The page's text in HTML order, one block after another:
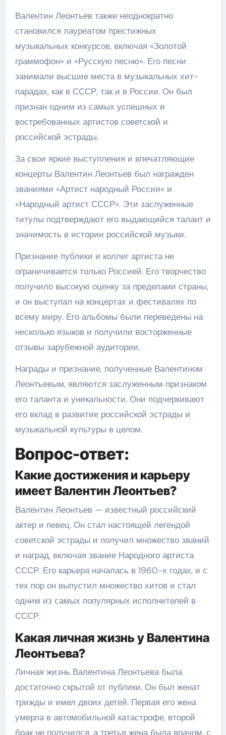
Валентин Леонтьев также неоднократно
становился лауреатом престижных
музыкальных конкурсов, включая «Золотой
граммофон» и «Русскую песню». Его песни
занимали высшие места в музыкальных хит-
парадах, как в СССР, так и в России. Он был
признан одним из самых успешных и
востребованных артистов советской и
российской эстрады.
За свои яркие выступления и впечатляющие
концерты Валентин Леонтьев был награжден
званиями «Артист народный России» и
«Народный артист СССР». Эти заслуженные
титулы подтверждают его выдающийся талант и
значимость в истории российской музыки.
Признание публики и коллег артиста не
ограничивается только Россией. Его творчество
получило высокую оценку за пределами страны,
и он выступал на концертах и фестивалях по
всему миру. Его альбомы были переведены на
несколько языков и получили восторженные
отзывы зарубежной аудитории.
Награды и признание, полученные Валентином
Леонтьевым, являются заслуженным признаком
его таланта и уникальности. Они подчеркивают
его вклад в развитие российской эстрады и
музыкальной культуры в целом.
Вопрос-ответ:
Какие достижения и карьеру
имеет Валентин Леонтьев?
Валентин Леонтьев — известный российский
актер и певец. Он стал настоящей легендой
советской эстрады и получил множество званий
и наград, включая звание Народного артиста
СССР. Его карьера началась в 1960-х годах, и с
тех пор он выпустил множество хитов и стал
одним из самых популярных исполнителей в
СССР.
Какая личная жизнь у Валентина
Леонтьева?
Личная жизнь Валентина Леонтьева была
достаточно скрытой от публики. Он был женат
трижды и имел двоих детей. Первая его жена
умерла в автомобильной катастрофе, второй
брак не получился, а третья жена была врачом, с